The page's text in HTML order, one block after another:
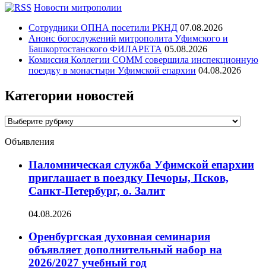
Новости митрополии
Сотрудники ОПНА посетили РКНД 07.08.2026
Анонс богослужений митрополита Уфимского и
Башкортостанского ФИЛАРЕТА 05.08.2026
Комиссия Коллегии СОММ совершила инспекционную
поездку в монастыри Уфимской епархии 04.08.2026
Категории новостей
Категории
Объявления
Паломническая служба Уфимской епархии
приглашает в поездку Печоры, Псков,
Санкт-Петербург, о. Залит
04.08.2026
Оренбургская духовная семинария
объявляет дополнительный набор на
2026/2027 учебный год